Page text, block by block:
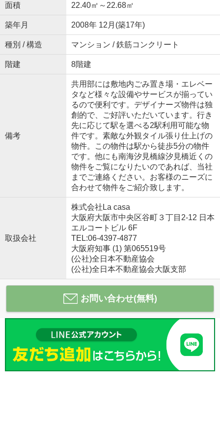
面積 22.40㎡～22.68㎡
築年月 2008年 12月(築17年)
種別 / 構造 マンション / 鉄筋コンクリート
階建 8階建
備考
共用部には敷地内ごみ置き場・エレベー
タなど様々な設備やサービスが揃ってい
るので便利です。デザイナーズ物件は独
創的で、ご好評いただいています。行き
先に応じて駅を選べる2駅利用可能な物
件です。素敵な外観タイル張り仕上げの
物件。この物件は駅から徒歩5分の物件
です。他にも南海汐見橋線汐見橋近くの
物件をご覧になりたいのであれば、当社
までご連絡ください。お客様のニーズに
合わせて物件をご紹介致します。
取扱会社
株式会社La casa
大阪府大阪市中央区谷町３丁目2-12 日本
エルコートビル 6F
TEL:06-4397-4877
大阪府知事 (1) 第065519号
(公社)全日本不動産協会
(公社)全日本不動産協会大阪支部
お問い合わせ(無料)